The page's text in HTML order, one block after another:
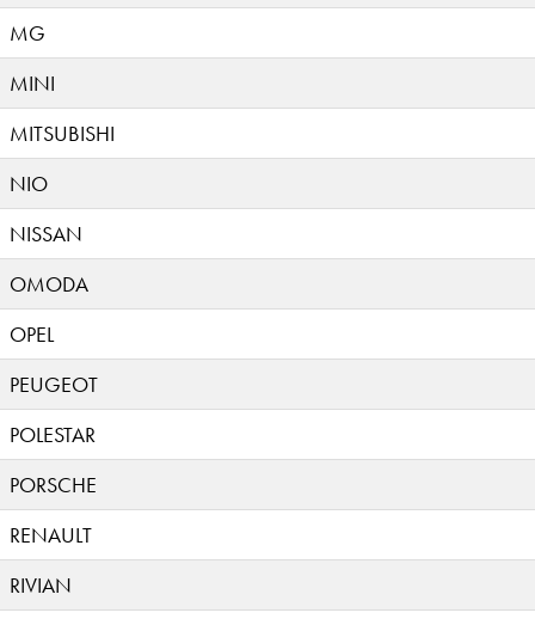
MG
MINI
MITSUBISHI
NIO
NISSAN
OMODA
OPEL
PEUGEOT
POLESTAR
PORSCHE
RENAULT
RIVIAN